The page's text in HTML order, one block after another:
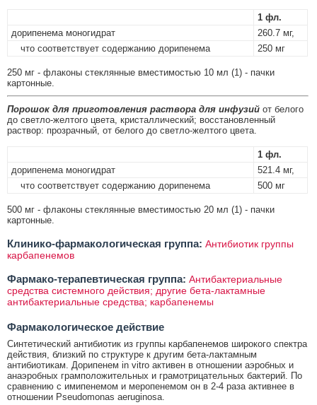
1 фл.
дорипенема моногидрат
260.7 мг,
что соответствует содержанию дорипенема
250 мг
250 мг - флаконы стеклянные вместимостью 10 мл (1) - пачки
картонные.
Порошок для приготовления раствора для инфузий от белого
до светло-желтого цвета, кристаллический; восстановленный
раствор: прозрачный, от белого до светло-желтого цвета.
1 фл.
дорипенема моногидрат
521.4 мг,
что соответствует содержанию дорипенема
500 мг
500 мг - флаконы стеклянные вместимостью 20 мл (1) - пачки
картонные.
Клинико-фармакологическая группа: Антибиотик группы
карбапенемов
Фармако-терапевтическая группа: Антибактериальные
средства системного действия; другие бета-лактамные
антибактериальные средства; карбапенемы
Фармакологическое действие
Синтетический антибиотик из группы карбапенемов широкого спектра
действия, близкий по структуре к другим бета-лактамным
антибиотикам. Дорипенем in vitro активен в отношении аэробных и
анаэробных грамположительных и грамотрицательных бактерий. По
сравнению с имипенемом и меропенемом он в 2-4 раза активнее в
отношении Pseudomonas aeruginosa.